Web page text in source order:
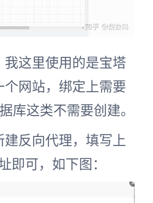
这里使用的是宝塔
网站，绑定上需要
库这类不需要创建。
反向代理，填写上
即可，如下图：